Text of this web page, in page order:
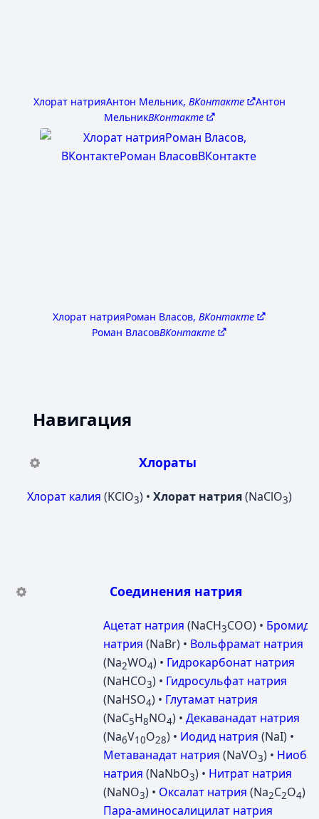
Хлорат натрияАнтон Мельник, ВКонтакте
Антон
МельникВКонтакте
Хлорат натрияРоман Власов,ВКонтакте
Роман ВласовВКонтакте
Навигация
Хлораты
Хлорат калия (KClO3) • Хлорат натрия(NaClO3)
Соединения натрия
Ацетат натрия (NaCH3COO) • Бромид
натрия (NaBr) • Вольфрамат натрия
(Na2WO4) • Гидрокарбонат натрия
(NaHCO3) • Гидросульфат натрия
(NaHSO4) • Глутамат натрия
(NaC5H8NO4) • Декаванадат натрия
(Na6V10O28) • Иодид натрия (NaI) •
Метаванадат натрия (NaVO3) • Ниобат
натрия (NaNbO3) • Нитрат натрия
(NaNO3) • Оксалат натрия (Na2C2O4) •
Пара-аминосалицилат натрия